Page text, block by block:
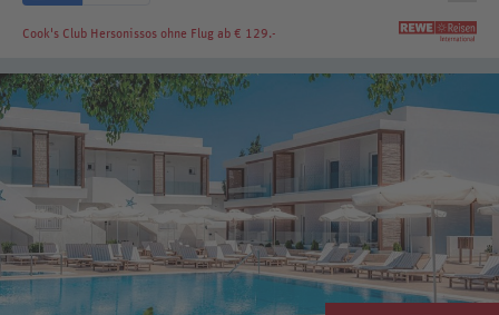
Cook's Club Hersonissos ohne Flug ab € 129.-